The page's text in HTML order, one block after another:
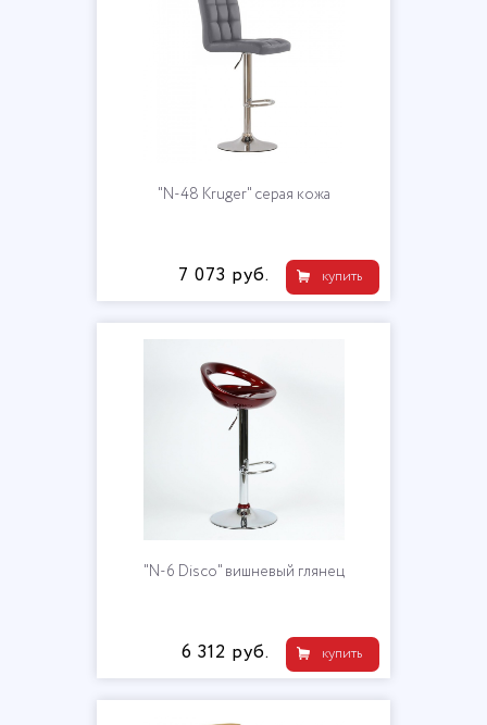
"N-48 Kruger" серая кожа
купить
7 073 руб.
"N-6 Disco" вишневый глянец
купить
6 312 руб.